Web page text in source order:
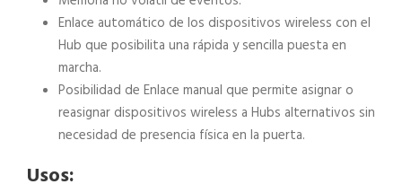
Enlace automático de los dispositivos wireless con el
Hub que posibilita una rápida y sencilla puesta en
marcha.
Posibilidad de Enlace manual que permite asignar o
reasignar dispositivos wireless a Hubs alternativos sin
necesidad de presencia física en la puerta.
Usos: